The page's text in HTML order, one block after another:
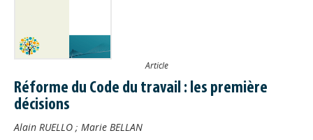
Article
Réforme du Code du travail : les première
décisions
Alain RUELLO ; Marie BELLAN